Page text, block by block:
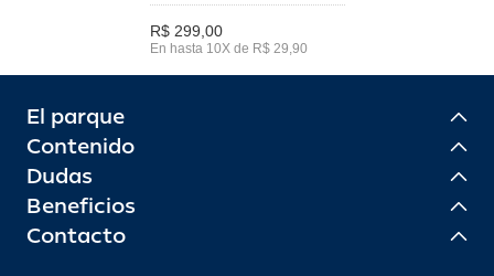
R$ 299,00
En hasta 10X de R$ 29,90
El parque
Contenido
Dudas
Beneficios
Contacto